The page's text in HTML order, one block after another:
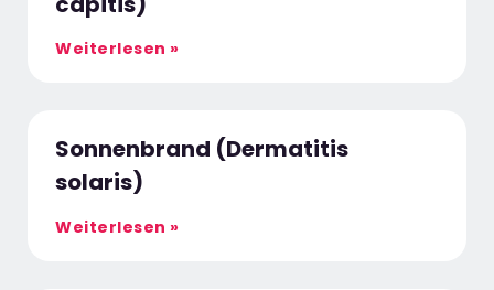
Weiterlesen »
Sonnenbrand (Dermatitis
solaris)
Weiterlesen »